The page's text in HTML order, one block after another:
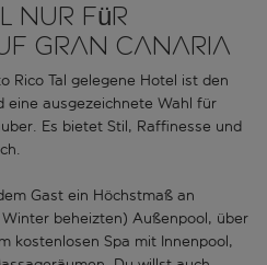
nur für
Gran Canaria
Rico Tal gelegene Hotel ist den
eine ausgezeichnete Wahl für
Es bietet Stil, Raffinesse und
Gast ein Höchstmaß an
beheizten) Außenpool, über
kostenlosen Spa mit Innenpool,